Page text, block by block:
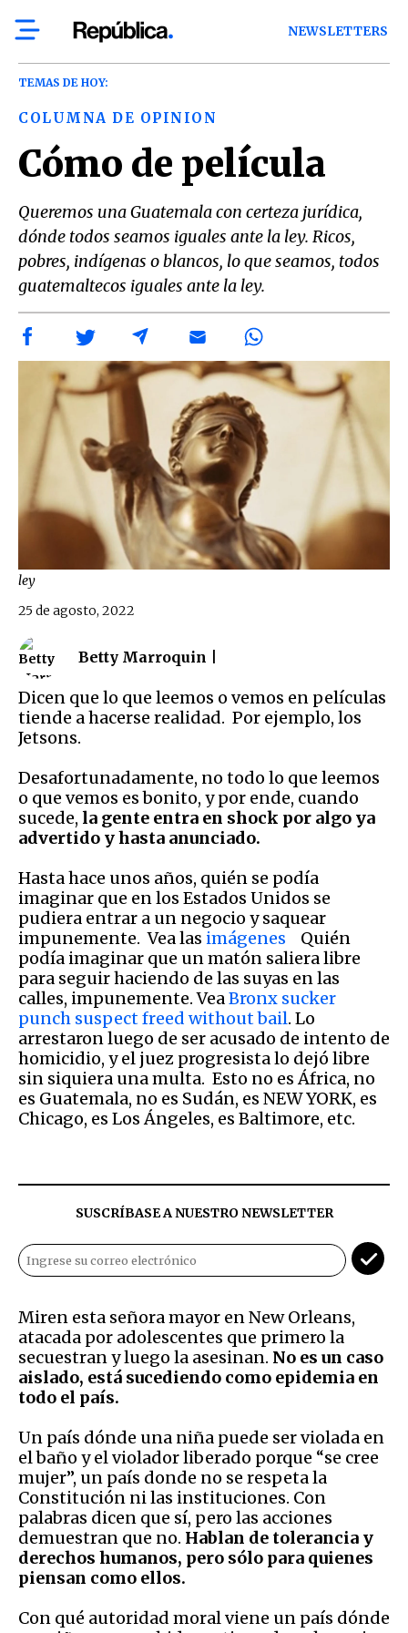
NEWSLETTERS
TEMAS DE HOY:
COLUMNA DE OPINION
Cómo de película
Queremos una Guatemala con certeza jurídica,
dónde todos seamos iguales ante la ley. Ricos,
pobres, indígenas o blancos, lo que seamos, todos
guatemaltecos iguales ante la ley.
ley
Betty Marroquin |
25 de agosto, 2022
Dicen que lo que leemos o vemos en películas
tiende a hacerse realidad. Por ejemplo, los
Jetsons.
Desafortunadamente, no todo lo que leemos
o que vemos es bonito, y por ende, cuando
sucede, la gente entra en shock por algo ya
advertido y hasta anunciado.
Hasta hace unos años, quién se podía
imaginar que en los Estados Unidos se
pudiera entrar a un negocio y saquear
impunemente. Vea las imágenes Quién
podía imaginar que un matón saliera libre
para seguir haciendo de las suyas en las
calles, impunemente. VeaBronx sucker
punch suspect freed without bail. Lo
arrestaron luego de ser acusado de intento de
homicidio, y el juez progresista lo dejó libre
sin siquiera una multa. Esto no es África, no
es Guatemala, no es Sudán, es NEW YORK, es
Chicago, es Los Ángeles, es Baltimore, etc.
SUSCRÍBASE A NUESTRO NEWSLETTER
Miren esta señora mayor en New Orleans,
atacada por adolescentes que primero la
secuestran y luego la asesinan. No es un caso
aislado, está sucediendo como epidemia en
todo el país.
Un país dónde una niña puede ser violada en
el baño y el violador liberado porque “se cree
mujer”, un país donde no se respeta la
Constitución ni las instituciones. Con
palabras dicen que sí, pero las acciones
demuestran que no. Hablan de tolerancia y
derechos humanos, pero sólo para quienes
piensan como ellos.
Con qué autoridad moral viene un país dónde